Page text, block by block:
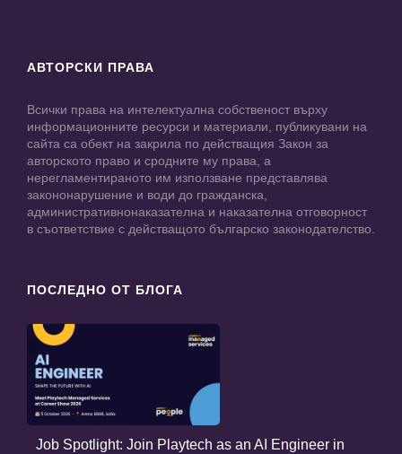
АВТОРСКИ ПРАВА
Всички права на интелектуална собственост върху
информационните ресурси и материали, публикувани на
сайта са обект на закрила по действащия Закон за
авторското право и сродните му права, а
нерегламентираното им използване представлява
закононарушение и води до гражданска,
административнонаказателна и наказателна отговорност
в съответствие с действащото българско законодателство.
ПОСЛЕДНО ОТ БЛОГА
Job Spotlight: Join Playtech as an AI Engineer in